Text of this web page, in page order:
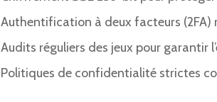
Authentification à deux facteurs
Audits réguliers des jeux pour garantir
Politiques de confidentialité strictes